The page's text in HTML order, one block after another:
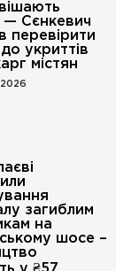
— Сєнкевич
перевірити
укриттів
містян
загиблим
на
шосе –